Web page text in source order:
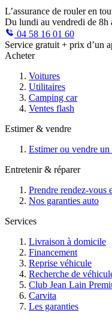
L’assurance de rouler en
Du lundi au vendredi de 8h
04 58 16 01 60
Service gratuit + prix d’un
Acheter
Voitures
Utilitaires
Camping car
Ventes flash
Estimer & vendre
Estimer ou vendre
Entretenir & réparer
Prendre rendez-vous
Nos garanties auto
Services
Livraison à domicile
Financement
Reprise véhicule
Recherche de
Club Jean Lain
Carvita
Les garanties